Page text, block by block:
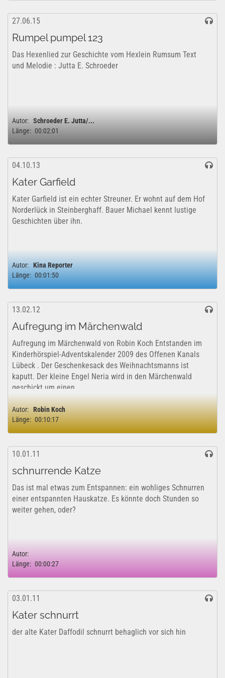
27.06.15
Rumpel pumpel 123
Das Hexenlied zur Geschichte vom Hexlein Rumsum Text
und Melodie : Jutta E. Schroeder
Autor: Schroeder E. Jutta/...
Länge: 00:02:01
04.10.13
Kater Garfield
Kater Garfield ist ein echter Streuner. Er wohnt auf dem Hof
Norderlück in Steinberghaff. Bauer Michael kennt lustige
Geschichten über ihn.
Autor: Kina Reporter
Länge: 00:01:50
13.02.12
Aufregung im Märchenwald
Aufregung im Märchenwald von Robin Koch Entstanden im
Kinderhörspiel-Adventskalender 2009 des Offenen Kanals
Lübeck . Der Geschenkesack des Weihnachtsmanns ist
kaputt. Der kleine Engel Neria wird in den Märchenwald
geschickt um einen...
Autor: Robin Koch
Länge: 00:10:17
10.01.11
schnurrende Katze
Das ist mal etwas zum Entspannen: ein wohliges Schnurren
einer entspannten Hauskatze. Es könnte doch Stunden so
weiter gehen, oder?
Autor:
Länge: 00:00:27
03.01.11
Kater schnurrt
der alte Kater Daffodil schnurrt behaglich vor sich hin